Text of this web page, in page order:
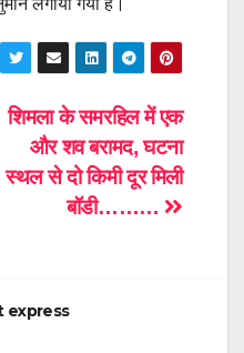
शिमला के समरहिल में एक
और शव बरामद, घटना
स्थल से दो किमी दूर मिली
बॉडी………
express